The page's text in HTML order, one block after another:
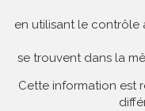
en utilisant le contrôle
se trouvent dans la
Cette information est